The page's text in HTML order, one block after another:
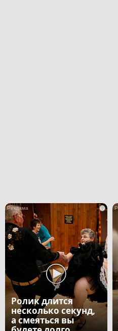
i
Ролик длится
несколько секунд,
а смеяться вы